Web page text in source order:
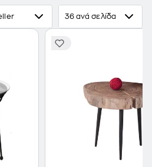
36 ανά σελίδα